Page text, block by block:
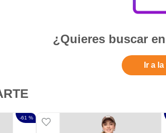
¿Quieres buscar
Ir a
-61 %